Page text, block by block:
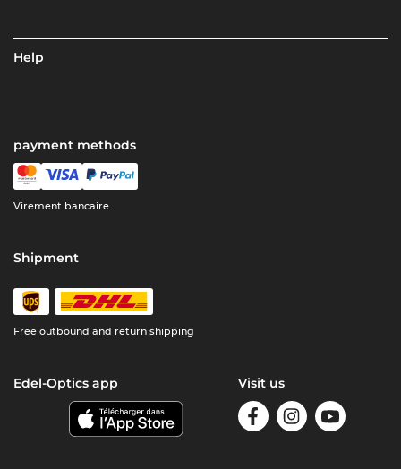
Help
payment methods
Virement bancaire
Shipment
Free outbound and return shipping
Edel-Optics app Visit us